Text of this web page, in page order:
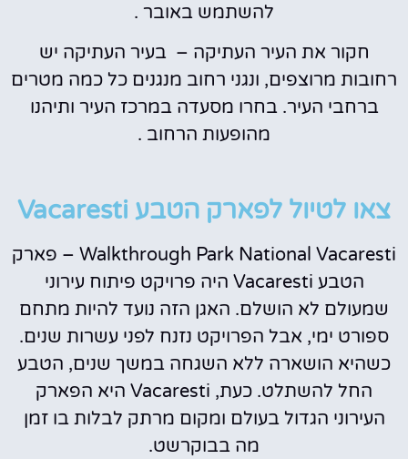
להשתמש באובר .
חקור את העיר העתיקה – בעיר העתיקה יש
רחובות מרוצפים, ונגני רחוב מנגנים כל כמה מטרים
ברחבי העיר. בחרו מסעדה במרכז העיר ותיהנו
מהופעות הרחוב .
צאו לטיול לפארק הטבע Vacaresti
Walkthrough Park National Vacaresti – פארק
הטבע Vacaresti היה פרויקט פיתוח עירוני
שמעולם לא הושלם. האגן הזה נועד להיות מתחם
ספורט ימי, אבל הפרויקט נזנח לפני עשרות שנים.
כשהיא הושארה ללא השגחה במשך שנים, הטבע
החל להשתלט. כעת, Vacaresti היא הפארק
העירוני הגדול בעולם ומקום מרתק לבלות בו זמן
מה בבוקרשט.